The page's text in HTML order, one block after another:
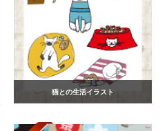
猫との生活イラスト